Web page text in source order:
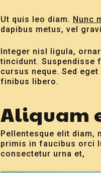
Ut quis leo diam. Nunc
dapibus metus, vel
Integer nisl ligula,
tincidunt. Suspendisse
cursus neque. Sed
finibus libero.
Aliquam
Pellentesque elit
primis in faucibus orci
consectetur urna et,